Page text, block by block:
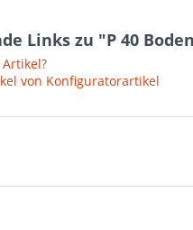
Links zu "P 40
von Konfiguratorartikel